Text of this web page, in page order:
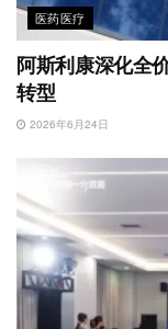
医药医疗
阿斯利康深化全
转型
2026年6月24日